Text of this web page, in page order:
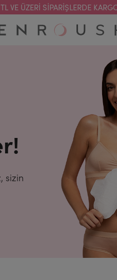
VE ÜZERI SIPARIŞLERDE
sizin